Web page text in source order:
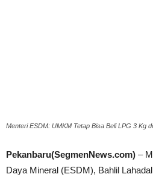
Menteri ESDM: UMKM Tetap Bisa Beli LPG 3 Kg
Pekanbaru(SegmenNews.com) –
Daya Mineral (ESDM), Bahlil